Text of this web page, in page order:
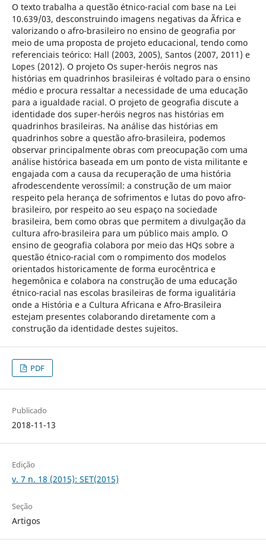
O texto trabalha a questão étnico-racial com base na Lei
10.639/03, desconstruindo imagens negativas da Ãfrica e
valorizando o afro-brasileiro no ensino de geografia por
meio de uma proposta de projeto educacional, tendo como
referenciais teórico: Hall (2003, 2005), Santos (2007, 2011) e
Lopes (2012). O projeto Os super-heróis negros nas
histórias em quadrinhos brasileiras é voltado para o ensino
médio e procura ressaltar a necessidade de uma educação
para a igualdade racial. O projeto de geografia discute a
identidade dos super-heróis negros nas histórias em
quadrinhos brasileiras. Na análise das histórias em
quadrinhos sobre a questão afro-brasileira, podemos
observar principalmente obras com preocupação com uma
análise histórica baseada em um ponto de vista militante e
engajada com a causa da recuperação de uma história
afrodescendente verossímil: a construção de um maior
respeito pela herança de sofrimentos e lutas do povo afro-
brasileiro, por respeito ao seu espaço na sociedade
brasileira, bem como obras que permitem a divulgação da
cultura afro-brasileira para um público mais amplo. O
ensino de geografia colabora por meio das HQs sobre a
questão étnico-racial com o rompimento dos modelos
orientados historicamente de forma eurocêntrica e
hegemônica e colabora na construção de uma educação
étnico-racial nas escolas brasileiras de forma igualitária
onde a História e a Cultura Africana e Afro-Brasileira
estejam presentes colaborando diretamente com a
construção da identidade destes sujeitos.
PDF
Publicado
2018-11-13
Edição
v. 7 n. 18 (2015): SET(2015)
Seção
Artigos